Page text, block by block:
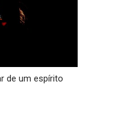
de um espírito